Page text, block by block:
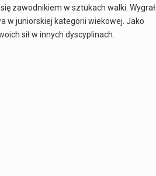
zawodnikiem w sztukach walki. Wygrał
w juniorskiej kategorii wiekowej. Jako
sił w innych dyscyplinach.